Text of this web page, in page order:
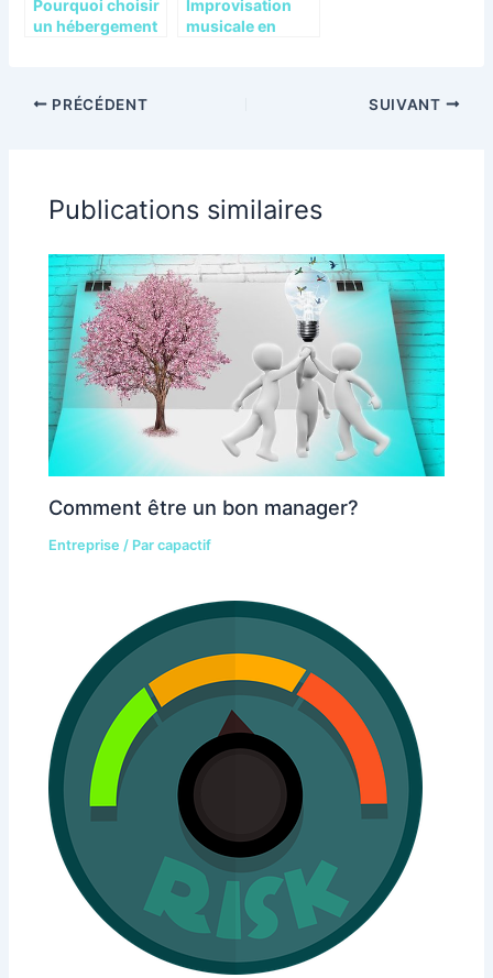
Pourquoi choisir
un hébergement
Improvisation
musicale en
PRÉCÉDENT SUIVANT
Publications similaires
Comment être un bon manager?
Entreprise / Parcapactif